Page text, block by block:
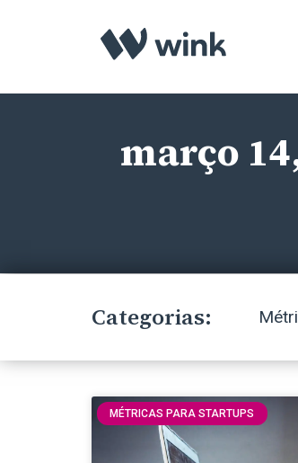
março
Categorias:
MÉTRICAS PARA STARTUPS